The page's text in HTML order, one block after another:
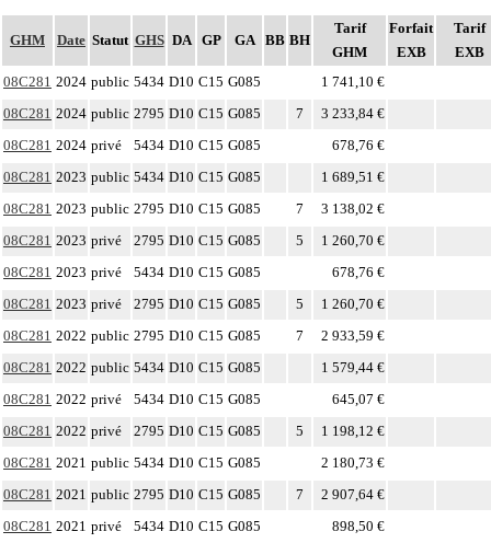
GHM Date Statut GHS DA GP GA BB BH
Tarif
GHM
Forfait
EXB
Tarif
EXB
08C281 2024 public 5434 D10 C15 G085
1 741,10 €
08C281 2024 public 2795 D10 C15 G085 7
3 233,84 €
08C281 2024 privé 5434 D10 C15 G085
678,76 €
08C281 2023 public 5434 D10 C15 G085
1 689,51 €
08C281 2023 public 2795 D10 C15 G085 7
3 138,02 €
08C281 2023 privé 2795 D10 C15 G085 5
1 260,70 €
08C281 2023 privé 5434 D10 C15 G085
678,76 €
08C281 2023 privé 2795 D10 C15 G085 5
1 260,70 €
08C281 2022 public 2795 D10 C15 G085 7
2 933,59 €
08C281 2022 public 5434 D10 C15 G085
1 579,44 €
08C281 2022 privé 5434 D10 C15 G085
645,07 €
08C281 2022 privé 2795 D10 C15 G085 5
1 198,12 €
08C281 2021 public 5434 D10 C15 G085
2 180,73 €
08C281 2021 public 2795 D10 C15 G085 7
2 907,64 €
08C281 2021 privé 5434 D10 C15 G085
898,50 €